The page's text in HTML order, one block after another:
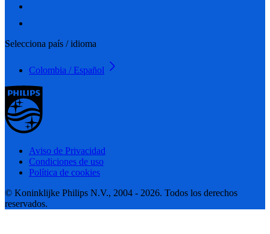
Selecciona país / idioma
Colombia / Español
Aviso de Privacidad
Condiciones de uso
Política de cookies
© Koninklijke Philips N.V., 2004 - 2026. Todos los derechos
reservados.